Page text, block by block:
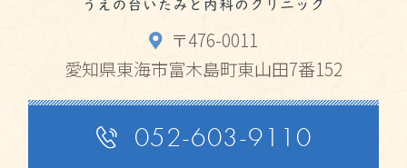
〒476-0011
愛知県東海市富木島町東山田7番152
052-603-9110